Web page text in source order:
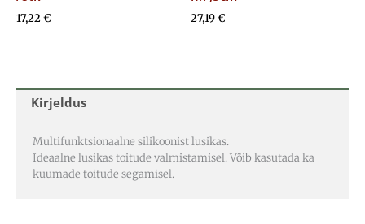
Kirjeldus
Multifunktsionaalne silikoonist lusikas.
Ideaalne lusikas toitude valmistamisel. Võib kasutada ka
kuumade toitude segamisel.
17,22€ 27,19€